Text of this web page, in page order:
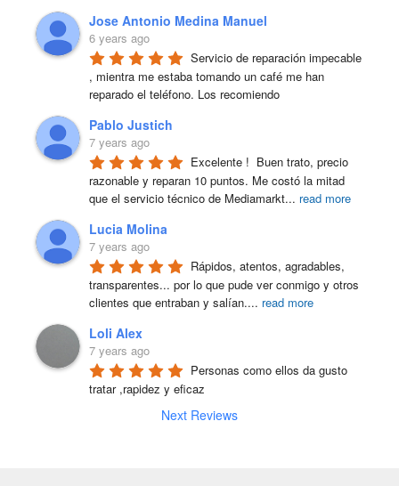
Jose Antonio Medina Manuel
6 years ago
Servicio de reparación impecable
, mientra me estaba tomando un café me han
reparado el teléfono. Los recomiendo
Pablo Justich
7 years ago
Excelente !  Buen trato, precio
razonable y reparan 10 puntos. Me costó la mitad
que el servicio técnico de Mediamarkt... read more
Lucia Molina
7 years ago
Rápidos, atentos, agradables,
transparentes... por lo que pude ver conmigo y otros
clientes que entraban y salían.... read more
Loli Alex
7 years ago
Personas como ellos da gusto
tratar ,rapidez y eficaz
Next Reviews